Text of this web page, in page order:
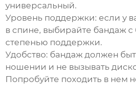
универсальный.
Уровень поддержки: если у
в спине, выбирайте бандаж
степенью поддержки.
Удобство: бандаж должен
ношении и не вызывать
Попробуйте походить в нем